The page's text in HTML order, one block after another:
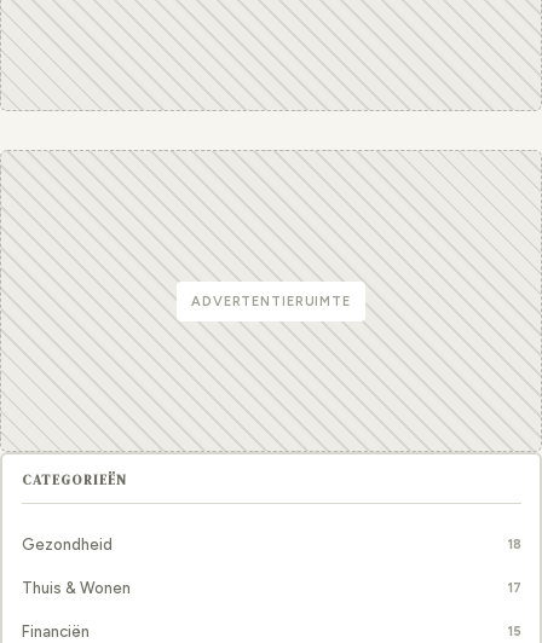
ADVERTENTIERUIMTE
CATEGORIEËN
Gezondheid 18
Thuis & Wonen 17
Financiën 15